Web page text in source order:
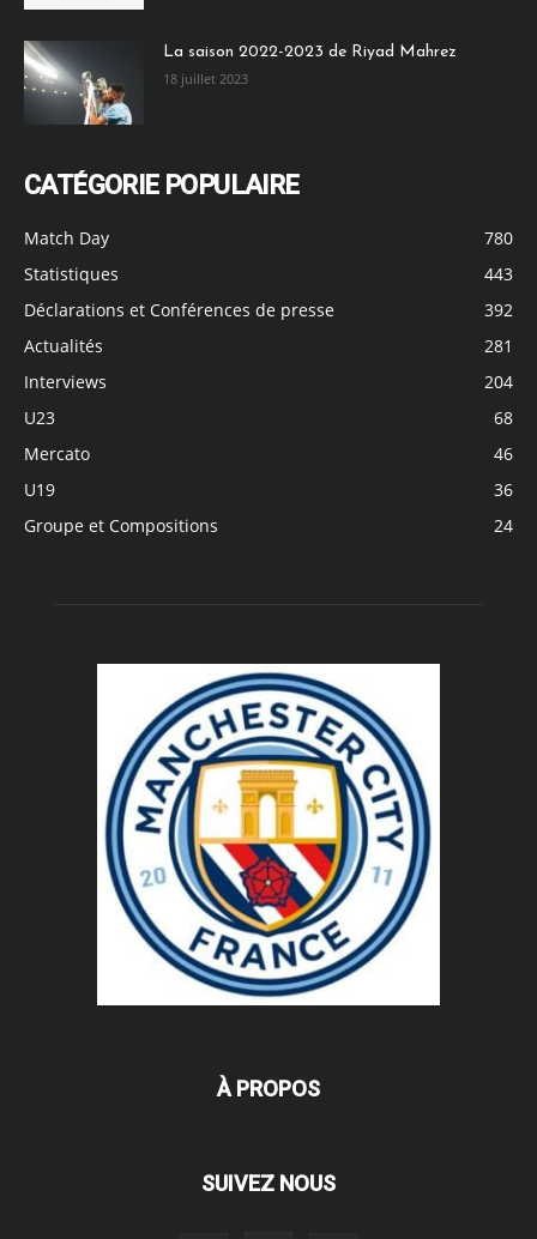
La saison 2022-2023 de Riyad Mahrez
18 juillet 2023
CATÉGORIE POPULAIRE
Match Day
780
Statistiques
443
Déclarations et Conférences de presse
392
Actualités
281
Interviews
204
U23
68
Mercato
46
U19
36
Groupe et Compositions
24
À PROPOS
SUIVEZ NOUS